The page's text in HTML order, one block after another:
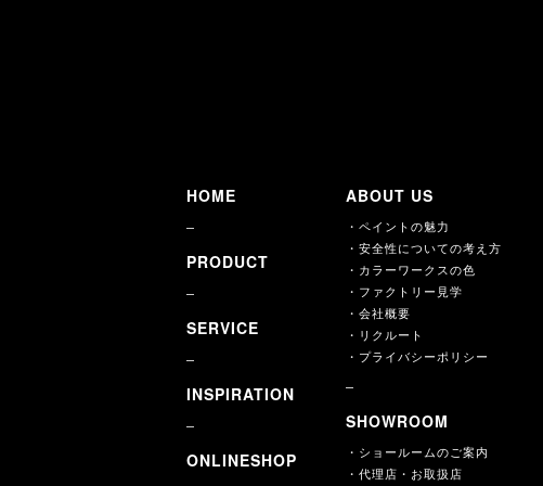
HOME
PRODUCT
SERVICE
INSPIRATION
ONLINESHOP
ABOUT US
・ペイントの魅力
・安全性についての考え方
・カラーワークスの色
・ファクトリー見学
・会社概要
・リクルート
・プライバシーポリシー
SHOWROOM
・ショールームのご案内
・代理店・お取扱店